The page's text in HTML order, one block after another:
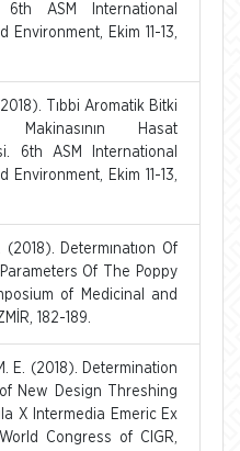
6th ASM International
Ekim 11-13,
Tıbbi Aromatik Bitki
Makinasının Hasat
6th ASM International
Ekim 11-13,
(2018). Determınatıon Of
Of The Poppy
of Medicinal and
182-189.
E. (2018). Determination
New Design Threshing
X Intermedia Emeric Ex
Congress of CIGR,